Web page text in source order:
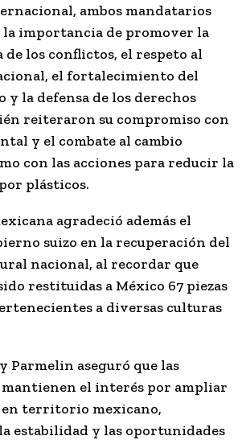
ambos mandatarios
importancia de promover la
de los conflictos, el respeto al
el fortalecimiento del
la defensa de los derechos
reiteraron su compromiso con
y el combate al cambio
con las acciones para reducir la
plásticos.
agradeció además el
suizo en la recuperación del
nacional, al recordar que
restituidas a México 67 piezas
a diversas culturas
Parmelin aseguró que las
mantienen el interés por ampliar
en territorio mexicano,
estabilidad y las oportunidades